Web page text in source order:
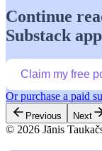
Continue
Substack app
Claim my free
Or purchase a paid
Previous Next
© 2026 Jānis